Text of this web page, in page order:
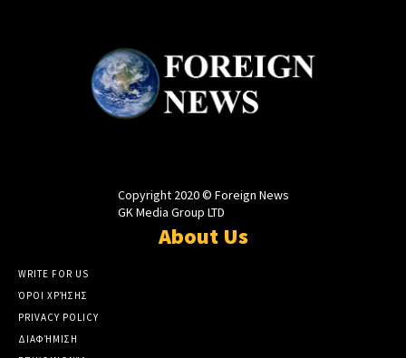
Copyright 2020 © Foreign News
GK Media Group LTD
About Us
WRITE FOR US
ΌΡΟΙ ΧΡΉΣΗΣ
PRIVACY POLICY
ΔΙΑΦΉΜΙΣΗ